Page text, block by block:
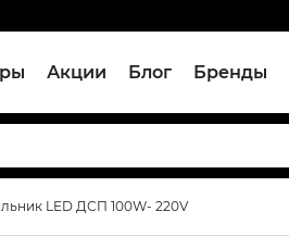
Акции Блог Бренды
LED ДСП 100W- 220V